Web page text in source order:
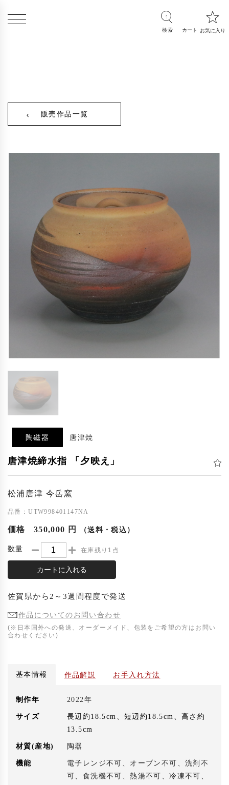
販売作品一覧
陶磁器 唐津焼
唐津焼締水指 「夕映え」
松浦唐津 今岳窯
品番：UTW998401147NA
価格 350,000 円 （送料・税込）
数量 在庫残り1点
カートに入れる
佐賀県から 2～3週間程度で発送
作品についてのお問い合わせ
(※日本国外への発送、オーダーメイド、包装をご希望の方はお問い
合わせください)
基本情報 作品解説 お手入れ方法
制作年 2022年
サイズ
長辺約18.5cm、短辺約18.5cm、高さ約
13.5cm
材質(産地) 陶器
機能
電子レンジ不可、オーブン不可、洗剤不
可、食洗機不可、熱湯不可、冷凍不可、